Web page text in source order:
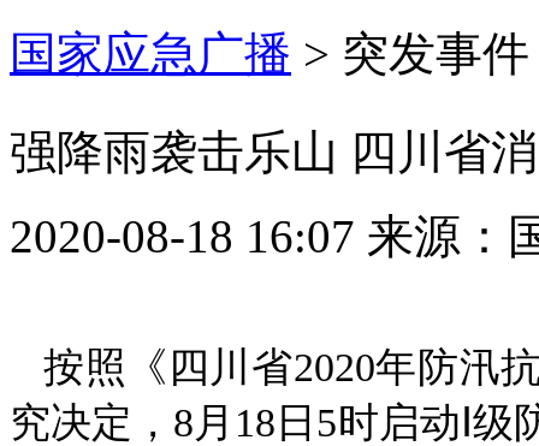
国家应急广播 > 突发事件
强降雨袭击乐山 四川省
2020-08-18 16:07 来源：
按照《四川省2020年防汛
究决定，8月18日5时启动Ⅰ